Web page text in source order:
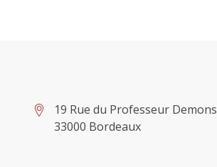
19 Rue du Professeur Demons
33000 Bordeaux